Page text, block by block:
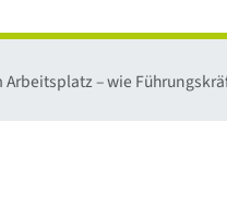
Arbeitsplatz – wie